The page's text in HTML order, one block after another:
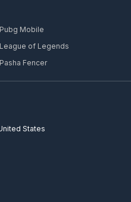
Pubg Mobile
League of Legends
Pasha Fencer
States